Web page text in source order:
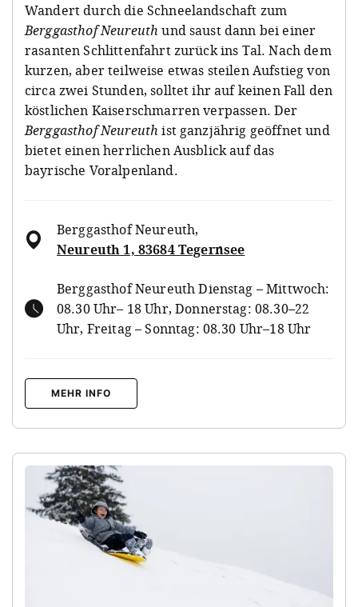
Wandert durch die Schneelandschaft zum
Berggasthof Neureuth und saust dann bei einer
rasanten Schlittenfahrt zurück ins Tal. Nach dem
kurzen, aber teilweise etwas steilen Aufstieg von
circa zwei Stunden, solltet ihr auf keinen Fall den
köstlichen Kaiserschmarren verpassen. Der
Berggasthof Neureuth ist ganzjährig geöffnet und
bietet einen herrlichen Ausblick auf das
bayrische Voralpenland.
Berggasthof Neureuth,
Neureuth 1, 83684 Tegernsee
Berggasthof Neureuth Dienstag – Mittwoch:
08.30 Uhr– 18 Uhr, Donnerstag: 08.30–22
Uhr, Freitag – Sonntag: 08.30 Uhr–18 Uhr
MEHR INFO